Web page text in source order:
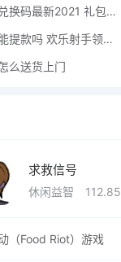
绯红之境兑换码最新2021 礼包兑换码大全
欢乐射手能提款吗 欢乐射手领红包是真的吗
么送货上门
求救信号
休闲益智
（Food Riot）游戏